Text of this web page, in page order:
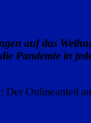
auf das
Pandemie in
Onlineanteil